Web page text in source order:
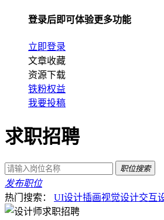
登录后即可体验更多功能
立即登录
文章收藏
资源下载
铁粉权益
我要投稿
求职招聘
职位搜索
发布职位
热门搜索：
UI设计插画视觉设计交互